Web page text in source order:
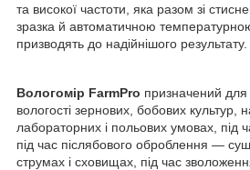
та високої частоти, яка разом зі
зразка й автоматичною
призводять до надійнішого результату.
Вологомір FarmPro призначений для
вологості зернових, бобових культур,
лабораторних і польових умовах, під
під час післябового оброблення —
струмах і сховищах, під час